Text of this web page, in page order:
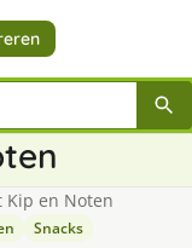
Kip en Noten
Snacks